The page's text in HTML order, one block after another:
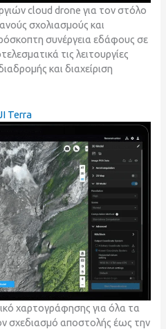
cloud drone για τον στόλο
σχολιασμούς και
συνέργεια εδάφους σε
τις λειτουργίες
και διαχείριση
Terra
χαρτογράφησης για όλα τα
σχεδιασμό αποστολής έως την